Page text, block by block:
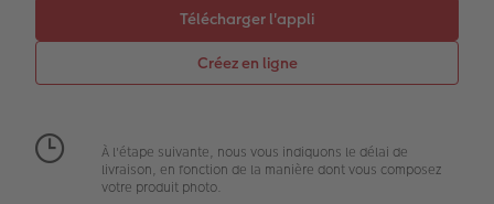
Effet relief
Modes de commande
Autocollants photo
Boîte photo souvenirs
Créez votre photo d'identité
À l'étape suivante, nous vous indiquons le délai de
livraison, en fonction de la manière dont vous composez
votre produit photo.